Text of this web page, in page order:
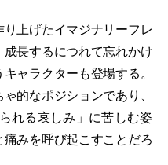
上げたイマジナリーフレ
長するにつれて忘れかけ
ャラクターも登場する。
的なポジションであり、
れる哀しみ」に苦しむ姿
みを呼び起こすことだろ